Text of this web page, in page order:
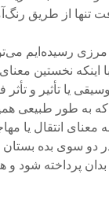
تنها از
رسیده‌ایم
اینکه نخستین
یا تأثیر و
که به طور طبیعی
انتقال یا
دو سوی بده
پرداخته شود و